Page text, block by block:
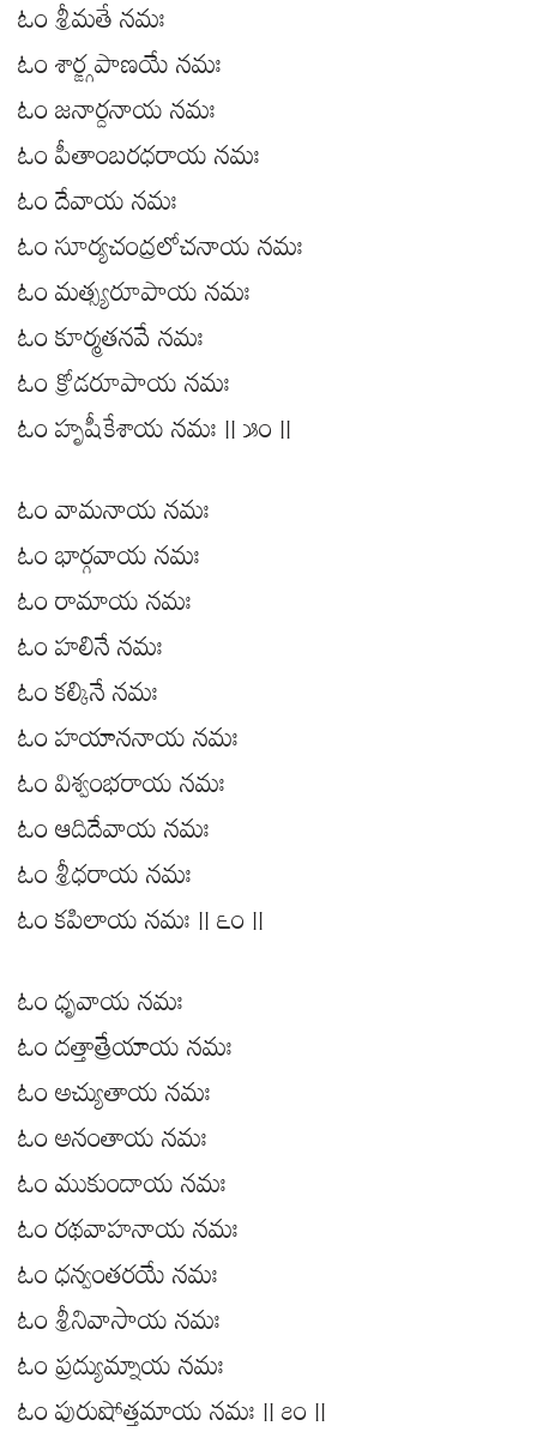
ఓం శ్రీమతే నమః
ఓం శార్ఙ్గపాణయే నమః
ఓం జనార్దనాయ నమః
ఓం పీతాంబరధరాయ నమః
ఓం దేవాయ నమః
ఓం సూర్యచంద్రలోచనాయ నమః
ఓం మత్స్యరూపాయ నమః
ఓం కూర్మతనవే నమః
ఓం క్రోడరూపాయ నమః
ఓం హృషీకేశాయ నమః || ౫౦ ||
ఓం వామనాయ నమః
ఓం భార్గవాయ నమః
ఓం రామాయ నమః
ఓం హలినే నమః
ఓం కల్కినే నమః
ఓం హయాననాయ నమః
ఓం విశ్వంభరాయ నమః
ఓం ఆదిదేవాయ నమః
ఓం శ్రీధరాయ నమః
ఓం కపిలాయ నమః || ౬౦ ||
ఓం ధృవాయ నమః
ఓం దత్తాత్రేయాయ నమః
ఓం అచ్యుతాయ నమః
ఓం అనంతాయ నమః
ఓం ముకుందాయ నమః
ఓం రథవాహనాయ నమః
ఓం ధన్వంతరయే నమః
ఓం శ్రీనివాసాయ నమః
ఓం ప్రద్యుమ్నాయ నమః
ఓం పురుషోత్తమాయ నమః || ౭౦ ||